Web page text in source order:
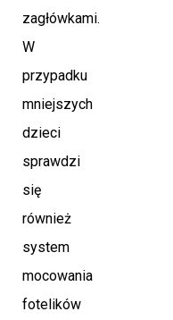
zagłówkami.
W
przypadku
mniejszych
dzieci
sprawdzi
się
również
system
mocowania
fotelików